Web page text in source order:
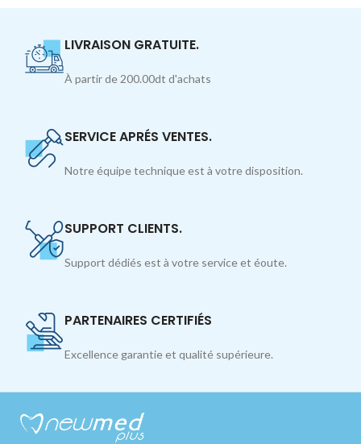
LIVRAISON GRATUITE.
À partir de 200.00dt d'achats
SERVICE APRÉS VENTES.
Notre équipe technique est à votre disposition.
SUPPORT CLIENTS.
Support dédiés est à votre service et éoute.
PARTENAIRES CERTIFIÉS
Excellence garantie et qualité supérieure.